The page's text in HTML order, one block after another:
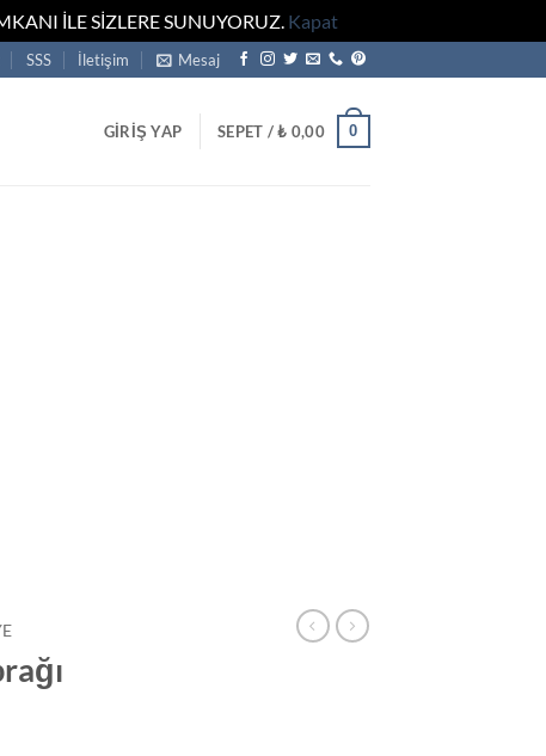
İLE SİZLERE SUNUYORUZ. Kapat
SSS İletişim Mesaj
GIRIŞ YAP SEPET /₺ 0,00 0